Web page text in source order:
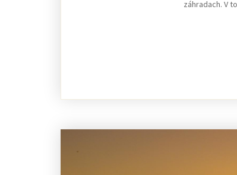
záhradach. V